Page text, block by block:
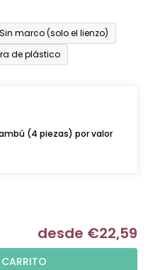
Sin marco (solo el lienzo)
de plástico
(4 piezas) por valor
desde €22,59